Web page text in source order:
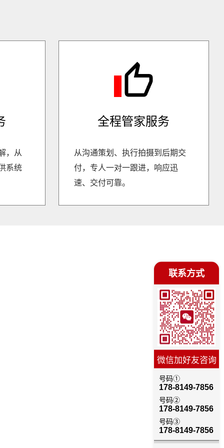
，从
系统
全程管家服务
从沟通策划、执行拍摄到后期交
付，专人一对一跟进，响应迅
速、交付可靠。
联系方式
微信加好友咨询
号码①
178-8149-7856
号码②
178-8149-7856
号码③
178-8149-7856